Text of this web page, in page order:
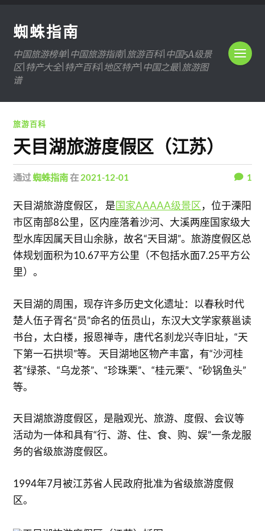
蜘蛛指南
中国旅游榜单|中国旅游指南|旅游百科|中国5A级景
区|特产大全|特产百科|地区特产|中国之最|旅游图
谱
旅游百科
天目湖旅游度假区（江苏）
通过蜘蛛指南在 2021-12-01 1
天目湖旅游度假区， 是国家AAAAA级景区，位于溧阳
市区南部8公里，区内座落着沙河、大溪两座国家级大
型水库因属天目山余脉，故名“天目湖”。旅游度假区总
体规划面积为10.67平方公里（不包括水面7.25平方公
里）。
天目湖的周围，现存许多历史文化遗址：以春秋时代
楚人伍子胥名“员”命名的伍员山，东汉大文学家蔡邕读
书台，太白楼，报恩禅寺，唐代名刹龙兴寺旧址，“天
下第一石拱坝”等。 天目湖地区物产丰富，有“沙河桂
茗”绿茶、“乌龙茶”、“珍珠栗”、“桂元栗”、“砂锅鱼头”
等。
天目湖旅游度假区，是融观光、旅游、度假、会议等
活动为一体和具有“行、游、住、食、购、娱”一条龙服
务的省级旅游度假区。
1994年7月被江苏省人民政府批准为省级旅游度假
区。